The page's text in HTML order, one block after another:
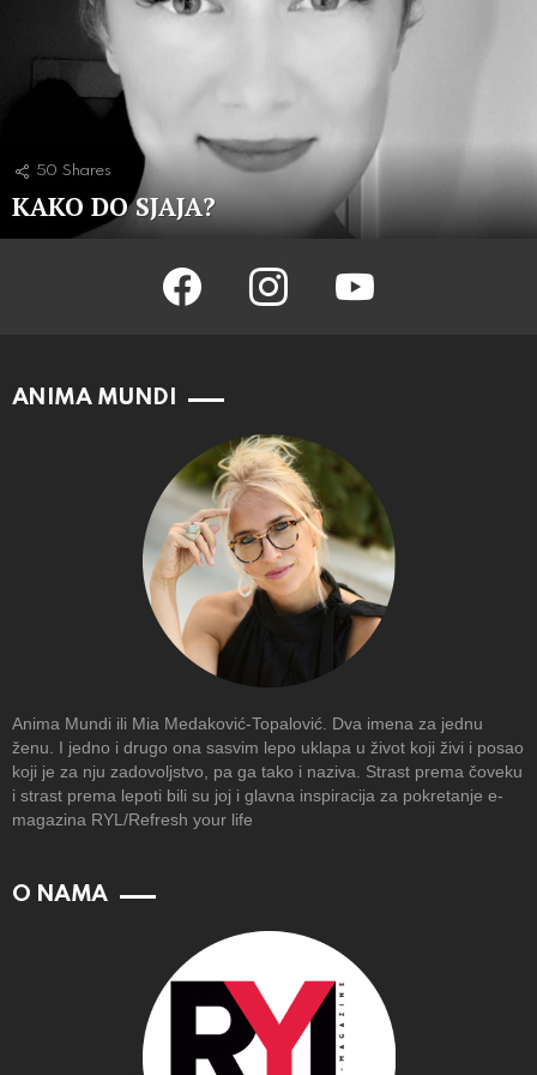
50 Shares
KAKO DO SJAJA?
facebook instagram youtube
ANIMA MUNDI
Anima Mundi ili Mia Medaković-Topalović. Dva imena za jednu
ženu. I jedno i drugo ona sasvim lepo uklapa u život koji živi i posao
koji je za nju zadovoljstvo, pa ga tako i naziva. Strast prema čoveku
i strast prema lepoti bili su joj i glavna inspiracija za pokretanje e-
magazina RYL/Refresh your life
O NAMA